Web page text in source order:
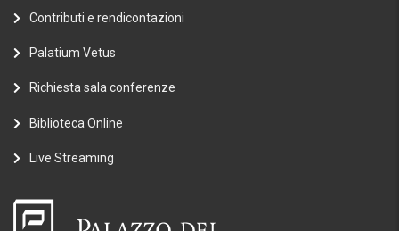
Contributi e rendicontazioni
Palatium Vetus
Richiesta sala conferenze
Biblioteca Online
Live Streaming